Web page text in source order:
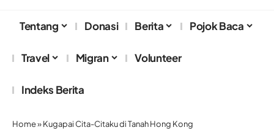
Tentang Donasi Berita Pojok Baca
Travel Migran Volunteer
Indeks Berita
Home»Kugapai Cita-Citaku di Tanah Hong Kong